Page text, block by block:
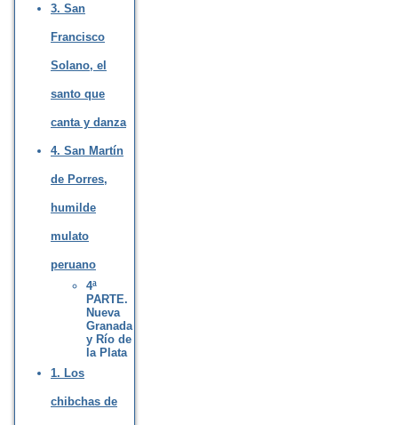
3. San
Francisco
Solano, el
santo que
canta y danza
4. San Martín
de Porres,
humilde
mulato
peruano
4ª
PARTE.
Nueva
Granada
y Río de
la Plata
1. Los
chibchas de